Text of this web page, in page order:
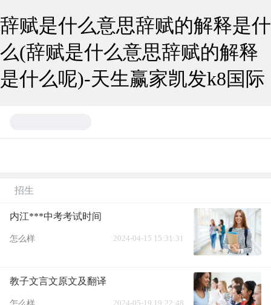
辞赋是什么意思辞赋的解释是什
么(辞赋是什么意思辞赋的解释
是什么呢)-天生赢家凯发k8国际
招生
内江***中考考试时间
怎么样 2024-04-15 15:31:31
教子文言文原文及翻译
2024-05-19 19:22:48